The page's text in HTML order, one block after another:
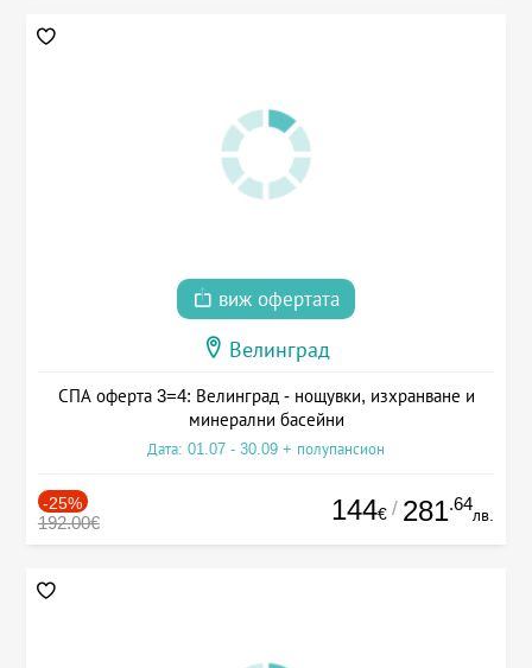
виж офертата
Велинград
СПА оферта 3=4: Велинград - нощувки, изхранване и
минерални басейни
Дата: 01.07 - 30.09 + полупансион
-25%
192.00€ 144€ / 281.64
лв.